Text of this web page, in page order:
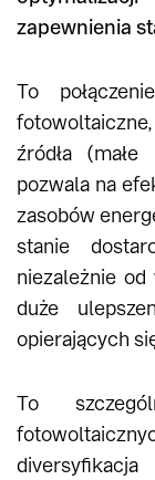
zapewnienia
To
źródła
pozwala na
zasobów
stanie
niezależnie
duże
opierających
To